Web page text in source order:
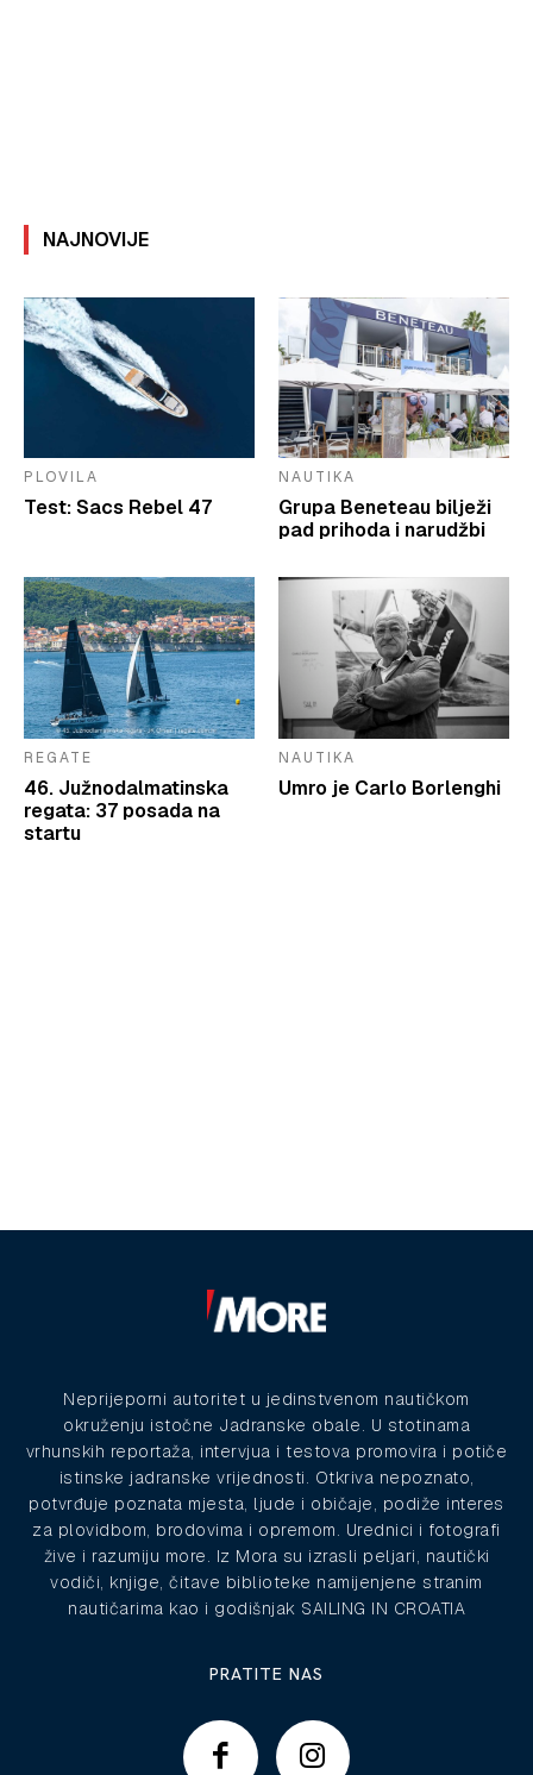
NAJNOVIJE
PLOVILA
Test: Sacs Rebel 47
NAUTIKA
Grupa Beneteau bilježi
pad prihoda i narudžbi
REGATE
46. Južnodalmatinska
regata: 37 posada na
startu
NAUTIKA
Umro je Carlo Borlenghi
Neprijeporni autoritet u jedinstvenom nautičkom
okruženju istočne Jadranske obale. U stotinama
vrhunskih reportaža, intervjua i testova promovira i potiče
istinske jadranske vrijednosti. Otkriva nepoznato,
potvrđuje poznata mjesta, ljude i običaje, podiže interes
za plovidbom, brodovima i opremom. Urednici i fotografi
žive i razumiju more. Iz Mora su izrasli peljari, nautički
vodiči, knjige, čitave biblioteke namijenjene stranim
nautičarima kao i godišnjak SAILING IN CROATIA
PRATITE NAS